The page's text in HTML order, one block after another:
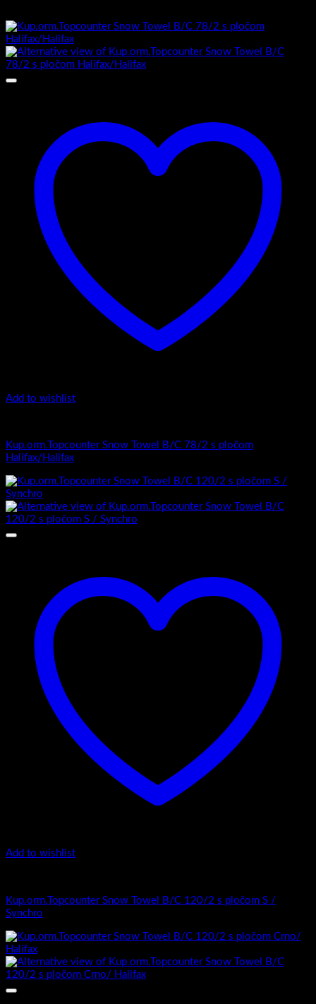
Add to wishlist
Kup.orm.Topcounter Snow Towel B/C 78/2 s pločom
Halifax/Halifax
Add to wishlist
Kup.orm.Topcounter Snow Towel B/C 120/2 s pločom S /
Synchro